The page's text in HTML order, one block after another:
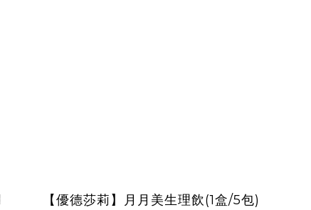
【優德莎莉】月月美生理飲(1盒/5包)